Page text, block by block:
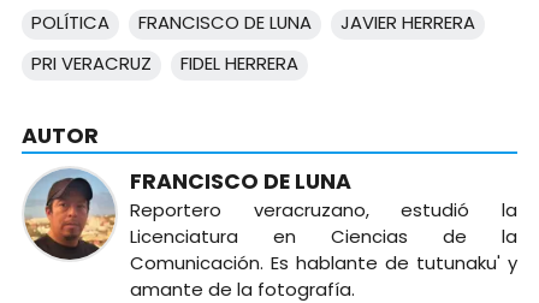
POLÍTICA FRANCISCO DE LUNA
JAVIER HERRERA
PRI VERACRUZ
FIDEL HERRERA
AUTOR
FRANCISCO DE LUNA
Reportero veracruzano, estudió la
Licenciatura en Ciencias de la
Comunicación. Es hablante de tutunaku' y
amante de la fotografía.